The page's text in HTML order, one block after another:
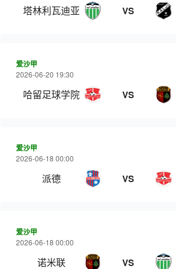
塔林利瓦迪亚 VS
爱沙甲
2026-06-20 19:30
哈留足球学院 VS
爱沙甲
2026-06-18 00:00
派德 VS
爱沙甲
2026-06-18 00:00
诺米联 VS